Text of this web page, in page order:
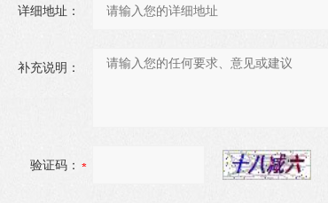
详细地址：
补充说明：
验证码：